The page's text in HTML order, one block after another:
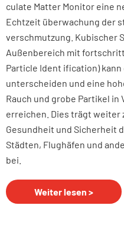
culate Matter Monitor eine
Echtzeit überwachung der
verschmutzung. Kubischer
Außenbereich mit
Particle Ident ification)
unterscheiden und eine
Rauch und grobe Partikel
erreichen. Dies trägt weiter
Gesundheit und Sicherheit
Städten, Flughäfen und
bei.
Weiter lesen >